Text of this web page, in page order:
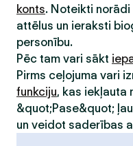
konts. Noteikti
attēlus un ieraksti
personību.
Pēc tam vari sākt
Pirms ceļojuma vari
funkciju, kas iekļauta
&quot;Pase&quot;
un veidot saderības